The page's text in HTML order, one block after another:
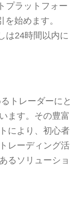
プラットフォー
始めます。
は24時間以内に
トレーダーにと
ます。その豊富
により、初心者
レーディング活
るソリューショ